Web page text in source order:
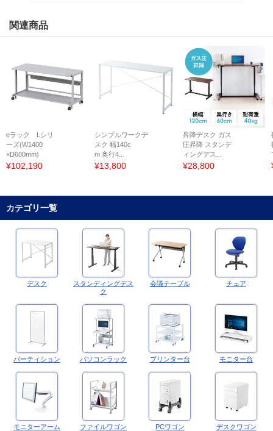
関連商品
eラック Lシリ
ーズ(W1400
×D600mm)
¥102,190
シンプルワークデ
スク 幅140c
m 奥行4...
¥13,800
昇降デスク ガス
圧昇降 スタンデ
ィングデス...
¥28,800
カテゴリ一覧
デスク
スタンディングデス
ク
会議テーブル チェア
パーティション パソコンラック プリンター台 モニター台
モニターアーム ファイルワゴン PCワゴン デスクワゴン